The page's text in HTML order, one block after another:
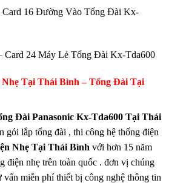
Card 16 Đường Vào Tổng Đài Kx-
24 Máy Lẻ Tổng Đài Kx-Tda600
Tại Thái Bình– Tổng Đài Tại
Đài Panasonic Kx-Tda600 Tại Thái
gói lắp tổng đài , thi công hệ thống điện
Nhẹ Tại Thái Bình với hơn 15 năm
điện nhẹ trên toàn quốc . đơn vị chúng
vấn miễn phí thiết bị công nghệ thông tin